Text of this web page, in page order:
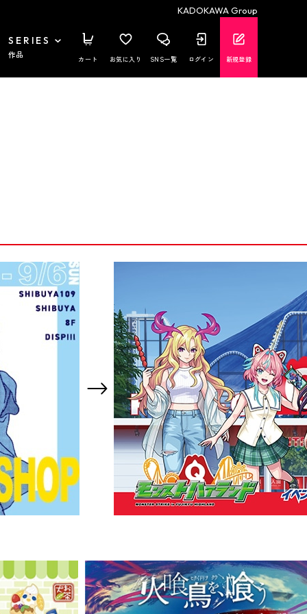
KADOKAWA Group
SERIES
作品 カート お気に入り SNS一覧 ログイン 新規登録